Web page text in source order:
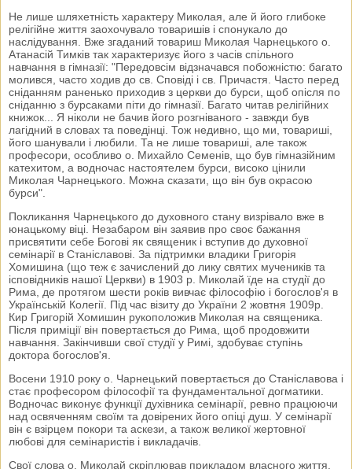
Не лише шляхетність характеру Миколая, але й його глибоке
релігійне життя заохочувало товаришів і спонукало до
наслідування. Вже згаданий товариш Миколая Чарнецького о.
Атанасій Тимків так характеризує його з часів спільного
навчання в гімназії: "Передовсім відзначався побожністю: багато
молився, часто ходив до св. Сповіді і св. Причастя. Часто перед
сніданням раненько приходив з церкви до бурси, щоб опісля по
сніданню з бурсаками піти до гімназії. Багато читав релігійних
книжок... Я ніколи не бачив його розгніваного - завжди був
лагідний в словах та поведінці. Тож недивно, що ми, товариші,
його шанували і любили. Та не лише товариші, але також
професори, особливо о. Михайло Семенів, що був гімназійним
катехитом, а водночас настоятелем бурси, високо цінили
Миколая Чарнецького. Можна сказати, що він був окрасою
бурси".
Покликання Чарнецького до духовного стану визрівало вже в
юнацькому віці. Незабаром він заявив про своє бажання
присвятити себе Богові як священик і вступив до духовної
семінарії в Станіславові. За підтримки владики Григорія
Хомишина (що теж є зачислений до лику святих мучеників та
ісповідників нашої Церкви) в 1903 р. Миколай їде на студії до
Рима, де протягом шести років вивчає філософію і богослов'я в
Українській Колегії. Під час візиту до України 2 жовтня 1909р.
Кир Григорій Хомишин рукоположив Миколая на священика.
Після приміції він повертається до Рима, щоб продовжити
навчання. Закінчивши свої студії у Римі, здобуває ступінь
доктора богослов'я.
Восени 1910 року о. Чарнецький повертається до Станіславова і
стає професором філософії та фундаментальної догматики.
Водночас виконує функції духівника семінарії, ревно працюючи
над освяченням своїм та довірених його опіці душ. У семінарії
він є взірцем покори та аскези, а також великої жертовної
любові для семінаристів і викладачів.
Свої слова о. Миколай скріплював прикладом власного життя.